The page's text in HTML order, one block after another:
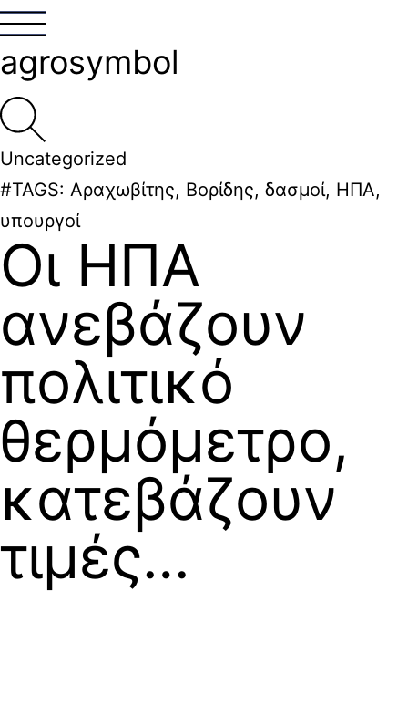
agrosymbol
Uncategorized
#TAGS: Αραχωβίτης, Βορίδης, δασμοί, ΗΠΑ,
υπουργοί
Οι ΗΠΑ
ανεβάζουν
πολιτικό
θερμόμετρο,
κατεβάζουν
τιμές…